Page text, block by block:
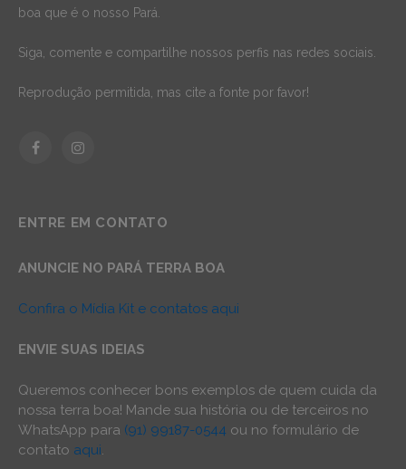
boa que é o nosso Pará.
Siga, comente e compartilhe nossos perfis nas redes sociais.
Reprodução permitida, mas cite a fonte por favor!
FacebookInstagram
ENTRE EM CONTATO
ANUNCIE NO PARÁ TERRA BOA
Confira o Mídia Kit e contatos aqui
ENVIE SUAS IDEIAS
Queremos conhecer bons exemplos de quem cuida da
nossa terra boa! Mande sua história ou de terceiros no
WhatsApp para (91) 99187-0544 ou no formulário de
contato aqui.